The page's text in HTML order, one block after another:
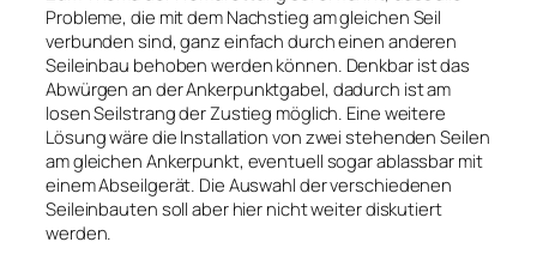
Probleme, die mit dem Nachstieg am gleichen Seil
verbunden sind, ganz einfach durch einen anderen
Seileinbau behoben werden können. Denkbar ist das
Abwürgen an der Ankerpunktgabel, dadurch ist am
losen Seilstrang der Zustieg möglich. Eine weitere
Lösung wäre die Installation von zwei stehenden Seilen
am gleichen Ankerpunkt, eventuell sogar ablassbar mit
einem Abseilgerät. Die Auswahl der verschiedenen
Seileinbauten soll aber hier nicht weiter diskutiert
werden.